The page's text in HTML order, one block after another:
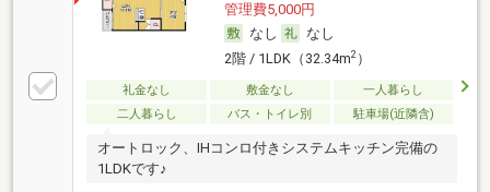
管理費5,000円
なし
なし
2階 / 1LDK（32.34m2）
礼金なし 敷金なし
一人暮らし
二人暮らし
バス・トイレ別 駐車場(近隣含)
オートロック、IHコンロ付きシステムキッチン完備の
1LDKです♪